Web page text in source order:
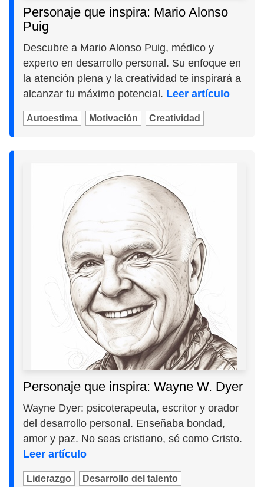
Personaje que inspira: Mario Alonso
Puig
Descubre a Mario Alonso Puig, médico y
experto en desarrollo personal. Su enfoque en
la atención plena y la creatividad te inspirará a
alcanzar tu máximo potencial. Leer artículo
Autoestima Motivación Creatividad
Personaje que inspira: Wayne W. Dyer
Wayne Dyer: psicoterapeuta, escritor y orador
del desarrollo personal. Enseñaba bondad,
amor y paz. No seas cristiano, sé como Cristo.
Leer artículo
Liderazgo Desarrollo del talento